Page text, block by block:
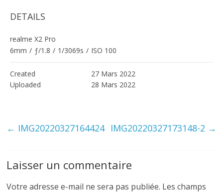
DETAILS
realme X2 Pro
6mm / ƒ/1.8 / 1/3069s / ISO 100
Created
27 Mars 2022
Uploaded
28 Mars 2022
← IMG20220327164424 IMG20220327173148-2 →
Laisser un commentaire
Votre adresse e-mail ne sera pas publiée. Les champs